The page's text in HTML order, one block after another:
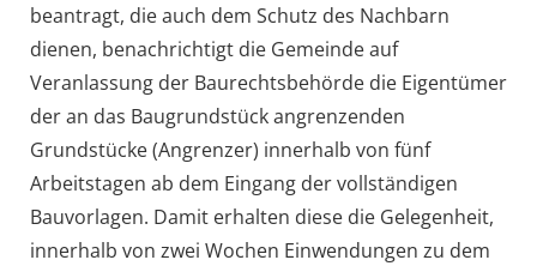
beantragt, die auch dem Schutz des Nachbarn
dienen, benachrichtigt die Gemeinde auf
Veranlassung der Baurechtsbehörde die Eigentümer
der an das Baugrundstück angrenzenden
Grundstücke (Angrenzer) innerhalb von fünf
Arbeitstagen ab dem Eingang der vollständigen
Bauvorlagen. Damit erhalten diese die Gelegenheit,
innerhalb von zwei Wochen Einwendungen zu dem